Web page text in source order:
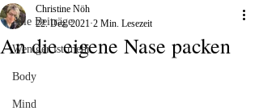
Alle Beiträge
Weniger ist mehr
Body
Mind
An die eigene Nase packen
Christine Nöh
22. Dez. 2021 2 Min. Lesezeit